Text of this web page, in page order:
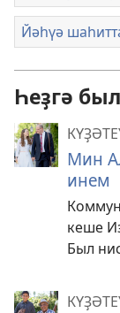
Йәһүә
Һеҙгә
Мин
инем
кеше
Был